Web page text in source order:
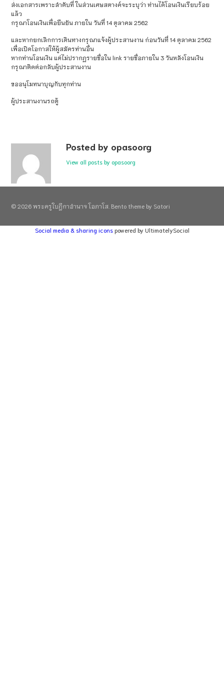
ส่งเอกสารเพราะลำดับที่ ในส่วนเศษสตางค์จะระบุว่า ท่านได้โอนเงินเรียบร้อย
แล้ว
กรุณาโอนเงินเพื่อยืนยัน ภายใน วันที่ 14 ตุลาคม 2562
และหากยกเลิกการเดินทางกรุณาแจ้งผู้ประสานงาน ก่อนวันที่ 14 ตุลาคม 2562
เพื่อเปิดโอกาสให้ผู้สมัครท่านอื่น
หากท่านโอนเงิน แต่ไม่ปรากฏรายชื่อใน link รายชื่อภายใน 3 วันหลังโอนเงิน
กรุณาติดต่อกลับผู้ประสานงาน
ขออนุโมทนาบุญกับทุกท่าน
ผู้ประสานงานรถตู้
Posted by opasoorg
View all posts by opasoorg
© 2026 พระครูใบฎีกาอำนาจ โอภาโส. Bento theme by Satori
Social media & sharing icons powered by UltimatelySocial